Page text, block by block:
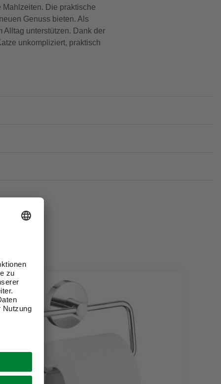
Die praktische
Genuss bieten. Als
unterstützen. Dank der
unkompliziert, praktisch